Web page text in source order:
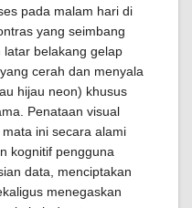
pada malam hari di
yang seimbang
belakang gelap
cerah dan menyala
hijau neon) khusus
Penataan visual
ini secara alami
kognitif pengguna
data, menciptakan
menegaskan